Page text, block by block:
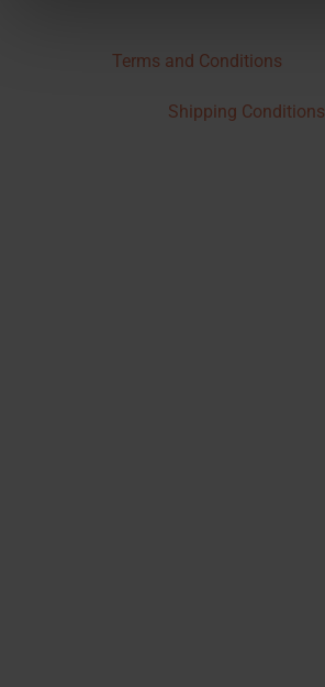
Terms and Conditions
Shipping Conditions